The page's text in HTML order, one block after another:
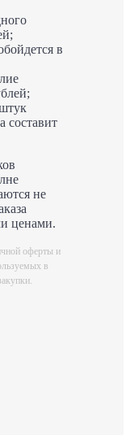
в
составит
не
ценами.
оферты и
в